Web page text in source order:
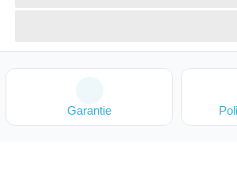
Garantie